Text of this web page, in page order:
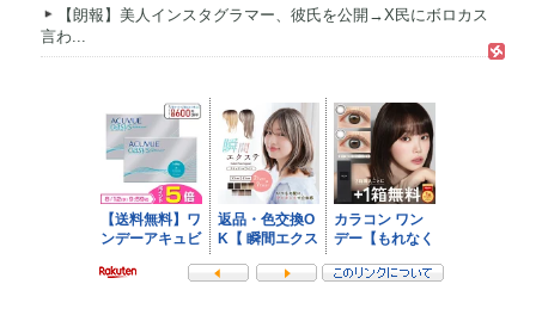
【朗報】美人インスタグラマー、彼氏を公開→X民にボロカス
言わ...